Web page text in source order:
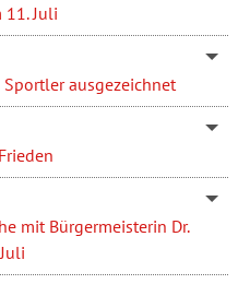
Juli
ausgezeichnet
mit Bürgermeisterin Dr.